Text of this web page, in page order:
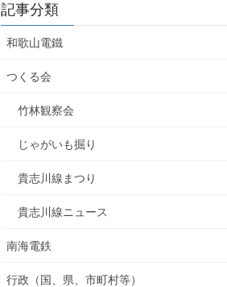
記事分類
和歌山電鐵
つくる会
竹林観察会
じゃがいも掘り
貴志川線まつり
貴志川線ニュース
南海電鉄
行政（国、県、市町村等）